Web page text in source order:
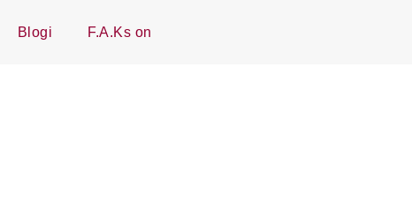
Blogi F.A.Ks on